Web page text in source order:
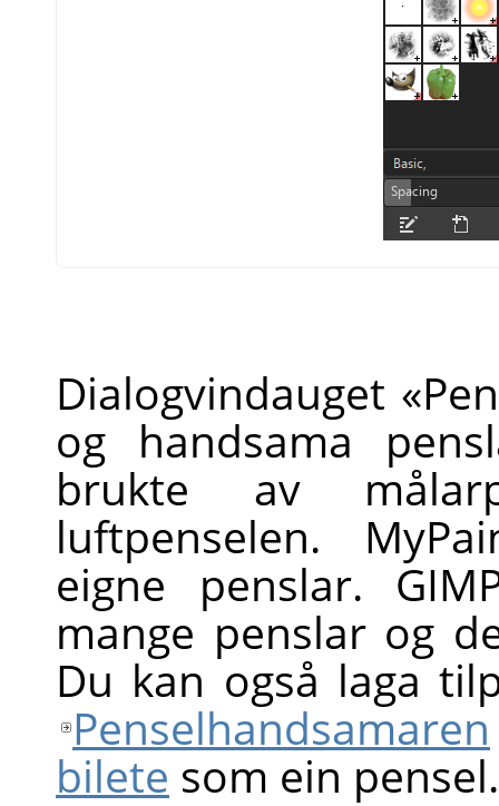
Dialogvindauget
og handsama
brukte av
luftpenselen.
eigne penslar.
mange penslar og
Du kan også laga
Penselhandsamaren
bilete som ein pensel.